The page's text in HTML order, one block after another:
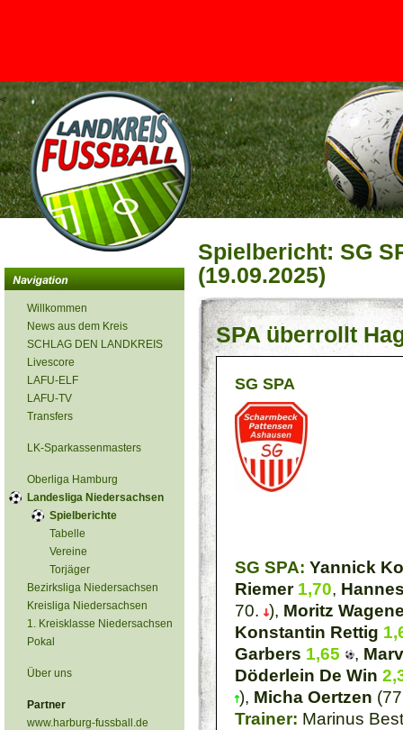
<
Willkommen
News aus dem Kreis
SCHLAG DEN LANDKREIS
Livescore
LAFU-ELF
LAFU-TV
Transfers
LK-Sparkassenmasters
Oberliga Hamburg
Landesliga Niedersachsen
Spielberichte
Tabelle
Vereine
Torjäger
Bezirksliga Niedersachsen
Kreisliga Niedersachsen
1. Kreisklasse Niedersachsen
Pokal
Über uns
Partner
www.harburg-fussball.de
Spielbericht: SG
(19.09.2025)
SPA überrollt
SG SPA
SG SPA: Yannick
Riemer 1,70,
70. ), Moritz
Konstantin Rettig
Garbers 1,65 ,
Döderlein De Win
), Micha Oertzen
Trainer: Marinus